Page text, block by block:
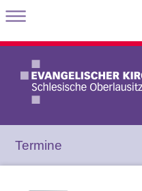
Termine